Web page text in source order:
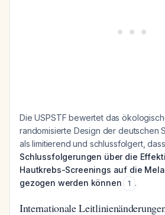
Die USPSTF bewertet das
randomisierte Design der deutschen
als limitierend und schlussfolgert, dass
Schlussfolgerungen über die
Hautkrebs-Screenings auf die
gezogen werden können
1 .
Internationale